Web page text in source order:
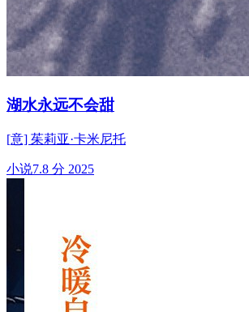
湖水永远不会甜
[意] 茱莉亚·卡米尼托
小说7.8 分 2025